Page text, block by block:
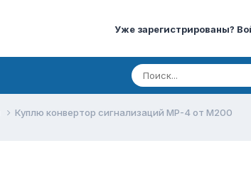
Уже зарегистрированы?
Куплю конвертор сигнализаций MP-4 от M200